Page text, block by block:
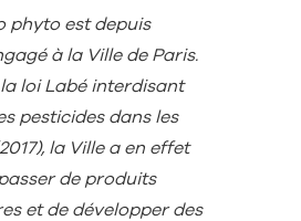
phyto est depuis
à la Ville de Paris.
loi Labé interdisant
pesticides dans les
la Ville a en effet
de produits
et de développer des